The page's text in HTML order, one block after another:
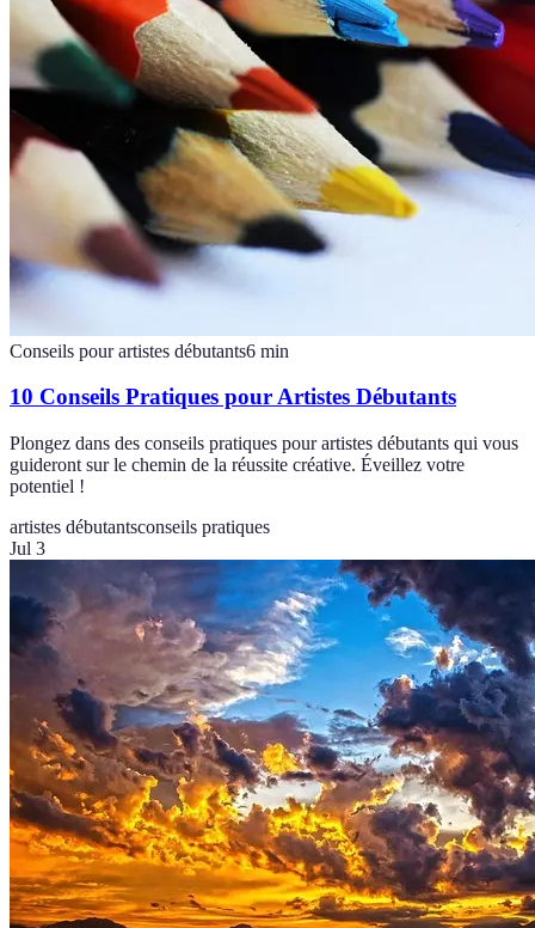
Conseils pour artistes débutants6 min
10 Conseils Pratiques pour Artistes Débutants
Plongez dans des conseils pratiques pour artistes débutants qui vous
guideront sur le chemin de la réussite créative. Éveillez votre
potentiel !
artistes débutantsconseils pratiques
Jul 3